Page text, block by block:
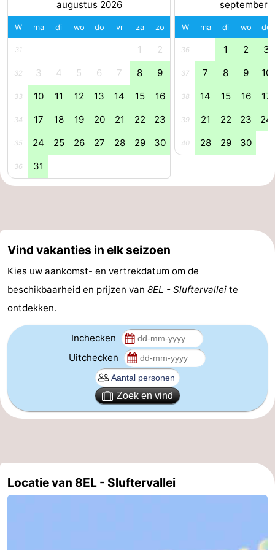
Speeltuinen
-
Minigolfbanen
Natuur
Rondleidingen
Sporten
Zwembaden
Fietsen
-
Surfen
-
Wadlopen
Zeehonden
Eten
Forum
-
Boot
Waddenhoppen
augustus 2026
W ma di wo do vr za zo
31 1 2
32 3 4 5 6 7 8 9
33 10 11 12 13 14 15 16
34 17 18 19 20 21 22 23
35 24 25 26 27 28 29 30
36 31
september
W ma di wo do
36 1 2 3
37 7 8 9 10
38 14 15 16 17
39 21 22 23 24
40 28 29 30
Vind vakanties in elk seizoen
Kies uw aankomst- en vertrekdatum om de
beschikbaarheid en prijzen van 8EL - Sluftervallei te
ontdekken.
Inchecken
Uitchecken
Zoek en vind
Locatie van 8EL - Sluftervallei